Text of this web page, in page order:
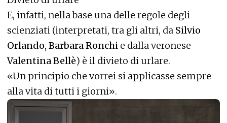
E, infatti, nella base una delle regole degli
scienziati (interpretati, tra gli altri, da Silvio
Orlando, Barbara Ronchi e dalla veronese
Valentina Bellè) è il divieto di urlare.
«Un principio che vorrei si applicasse sempre
alla vita di tutti i giorni».